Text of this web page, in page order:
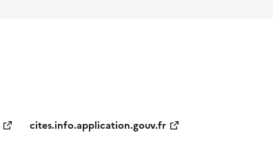
cites.info.application.gouv.fr